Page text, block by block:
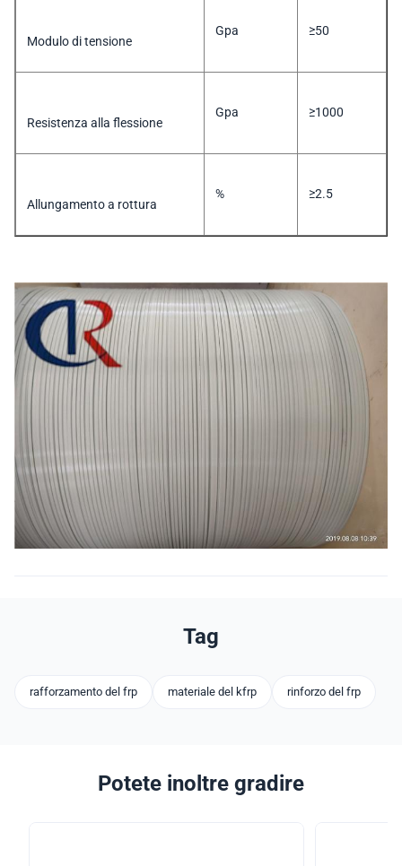
Modulo di tensione
Gpa ≥50
Resistenza alla flessione
Gpa ≥1000
Allungamento a rottura
% ≥2.5
Tag
rafforzamento del frp materiale del kfrp rinforzo del frp
Potete inoltre gradire